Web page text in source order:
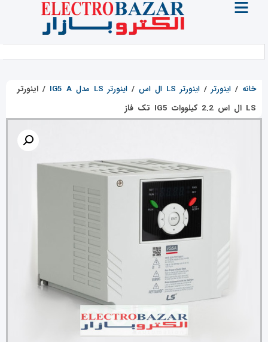
خانه / اینورتر / اینورتر LS ال اس / اینورتر LS مدل IG5 A / اینورتر
LS ال اس 2.2 کیلووات IG5 تک فاز